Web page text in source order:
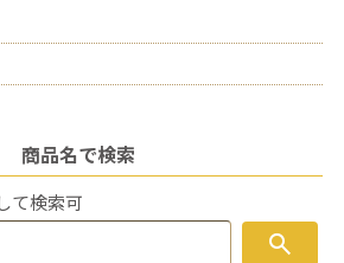
商品名で検索
て検索可
search